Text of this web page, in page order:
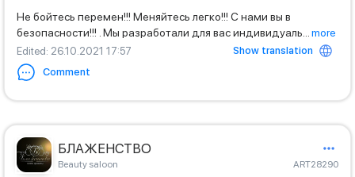
Не бойтесь перемен!!! Меняйтесь легко!!! С нами вы в
безопасности!!! . Мы разработали для вас индивидуаль
more
Edited: 26.10.2021 17:57
Show translation
Comment
БЛАЖЕНСТВО
Beauty saloon ART28290